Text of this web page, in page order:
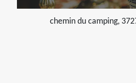
chemin du camping,